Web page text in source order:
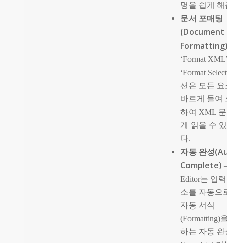
명을 쉽게
문서 포매팅
(Document
‘Format
‘Format
션은 모든
바르게 들여
하여 XML
게 읽을 수
다.
자동 완성
Complete)
Editor는 입
소를 자동으
자동 서식
(Formatting)
하는 자동 완